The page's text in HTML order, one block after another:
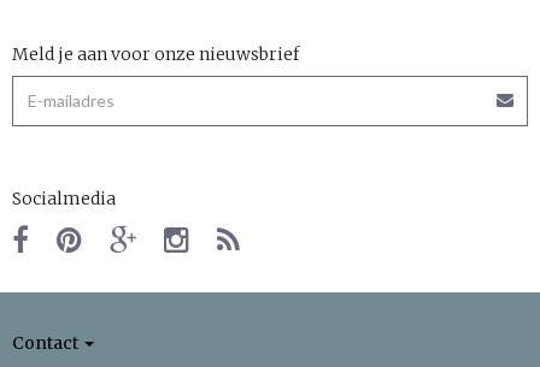
Meld je aan voor onze nieuwsbrief
Socialmedia
Contact